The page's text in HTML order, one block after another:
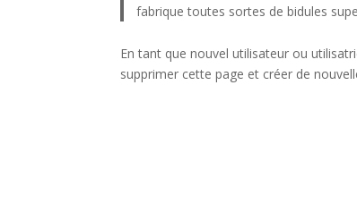
fabrique toutes sortes de bidules
En tant que nouvel utilisateur ou
supprimer cette page et créer de